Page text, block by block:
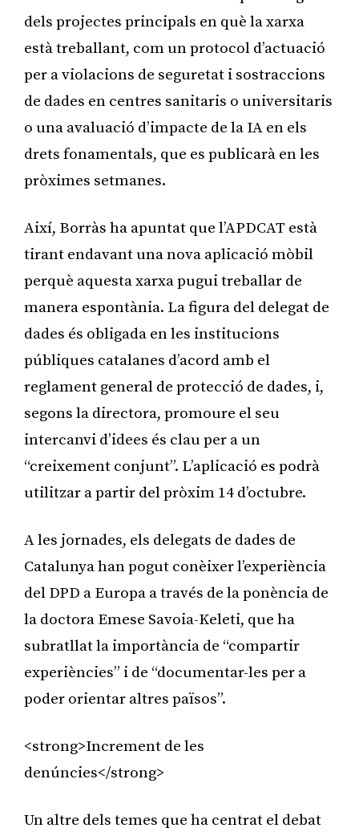
dels projectes principals en què la xarxa
està treballant, com un protocol d’actuació
per a violacions de seguretat i sostraccions
de dades en centres sanitaris o universitaris
o una avaluació d’impacte de la IA en els
drets fonamentals, que es publicarà en les
pròximes setmanes.
Així, Borràs ha apuntat que l’APDCAT està
tirant endavant una nova aplicació mòbil
perquè aquesta xarxa pugui treballar de
manera espontània. La figura del delegat de
dades és obligada en les institucions
públiques catalanes d’acord amb el
reglament general de protecció de dades, i,
segons la directora, promoure el seu
intercanvi d’idees és clau per a un
“creixement conjunt”. L’aplicació es podrà
utilitzar a partir del pròxim 14 d’octubre.
A les jornades, els delegats de dades de
Catalunya han pogut conèixer l’experiència
del DPD a Europa a través de la ponència de
la doctora Emese Savoia-Keleti, que ha
subratllat la importància de “compartir
experiències” i de “documentar-les per a
poder orientar altres països”.
<strong>Increment de les
denúncies</strong>
Un altre dels temes que ha centrat el debat